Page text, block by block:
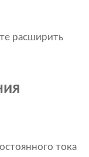
расширить
тока